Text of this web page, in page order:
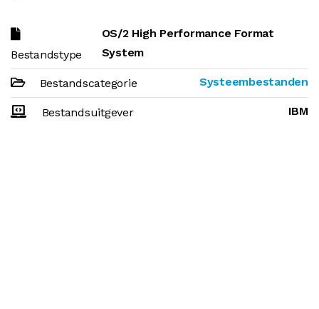
Bestandstype
OS/2 High Performance Format
System
Bestandscategorie Systeembestanden
Bestandsuitgever IBM